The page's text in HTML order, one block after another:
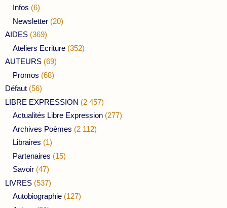
Infos (6)
Newsletter (20)
AIDES (369)
Ateliers Ecriture (352)
AUTEURS (69)
Promos (68)
Défaut (56)
LIBRE EXPRESSION (2 457)
Actualités Libre Expression (277)
Archives Poèmes (2 112)
Libraires (1)
Partenaires (15)
Savoir (47)
LIVRES (537)
Autobiographie (127)